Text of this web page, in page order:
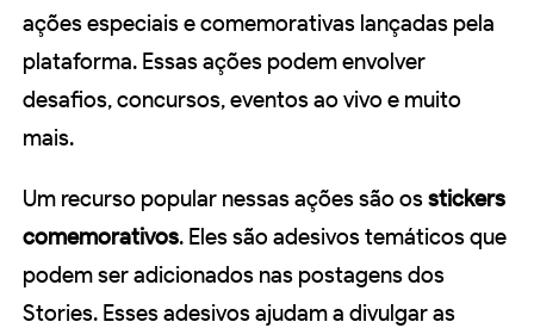
ações especiais e comemorativas lançadas pela
plataforma. Essas ações podem envolver
desafios, concursos, eventos ao vivo e muito
mais.
Um recurso popular nessas ações são osstickers
comemorativos. Eles são adesivos temáticos que
podem ser adicionados nas postagens dos
Stories. Esses adesivos ajudam a divulgar as